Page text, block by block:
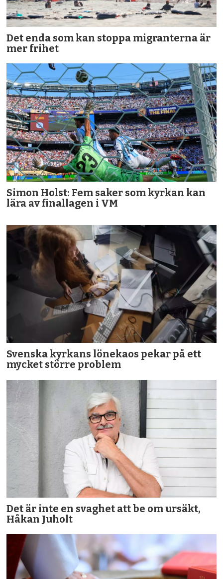
Det enda som kan stoppa migranterna är
mer frihet
Simon Holst: Fem saker som kyrkan kan
lära av finallagen i VM
Svenska kyrkans lönekaos pekar på ett
mycket större problem
Det är inte en svaghet att be om ursäkt,
Håkan Juholt